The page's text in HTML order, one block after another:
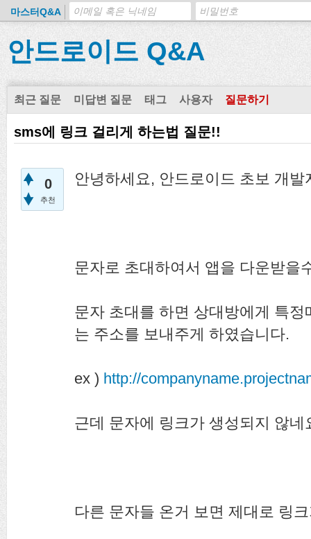
마스터Q&A
안드로이드 Q&A
최근 질문 미답변 질문 태그 사용자 질문하기
sms에 링크 걸리게 하는법 질문!!
0
추천
안녕하세요, 안드로이드 초보 개발
문자로 초대하여서 앱을 다운받을
문자 초대를 하면 상대방에게 특
는 주소를 보내주게 하였습니다.
ex ) http://
근데 문자에 링크가 생성되지 않네
다른 문자들 온거 보면 제대로 링